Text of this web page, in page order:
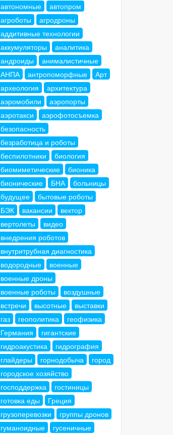
автономные
автопром
агроботы
агродроны
аддитивные технологии
аккумуляторы
аналитика
андроиды
анималистичные
АНПА
антропоморфные
Арт
археология
архитектура
аэромобили
аэропорты
аэротакси
аэрофотосъемка
безопасность
безработица и роботы
беспилотники
биология
биомиметические
бионика
бионические
БНА
больницы
будущее
бытовые роботы
БЭК
вакансии
вектор
вертолеты
видео
внедрения роботов
внутритрубная диагностика
водородные
военные
военные дроны
военные роботы
воздушные
встречи
высотные
выставки
газ
геополитика
геофизика
Германия
гигантские
гидроакустика
гидрография
глайдеры
горнодобыча
город
городское хозяйство
господдержка
гостиницы
готовка еды
Греция
грузоперевозки
группы дронов
гуманоидные
гусеничные